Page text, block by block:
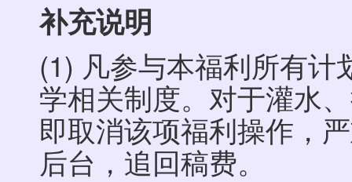
补充说明
(1) 凡参与本福利所有计
学相关制度。对于灌水
即取消该项福利操作，
后台，追回稿费。